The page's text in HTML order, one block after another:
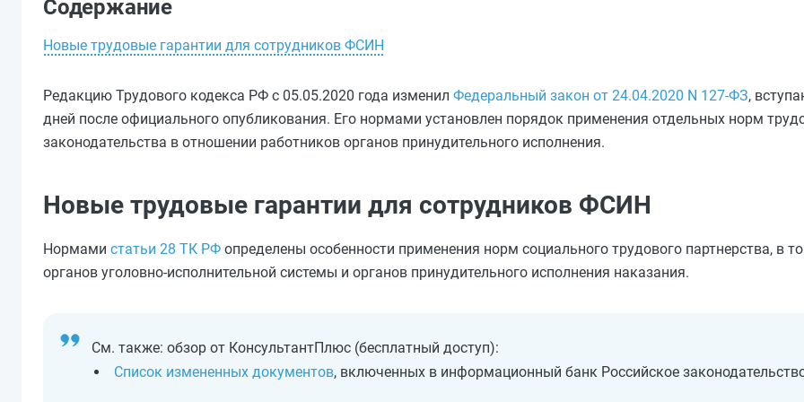
Содержание
Новые трудовые гарантии для сотрудников ФСИН
Редакцию Трудового кодекса РФ с 05.05.2020 года изменил Федеральный закон от 24.04.2020 N 127-ФЗ,
дней после официального опубликования. Его нормами установлен порядок применения отдельных норм
законодательства в отношении работников органов принудительного исполнения.
Новые трудовые гарантии для сотрудников ФСИН
Нормами статьи 28 ТК РФ определены особенности применения норм социального трудового партнерства, в
органов уголовно-исполнительной системы и органов принудительного исполнения наказания.
См. также: обзор от КонсультантПлюс (бесплатный доступ):
Список измененных документов, включенных в информационный банк Российское